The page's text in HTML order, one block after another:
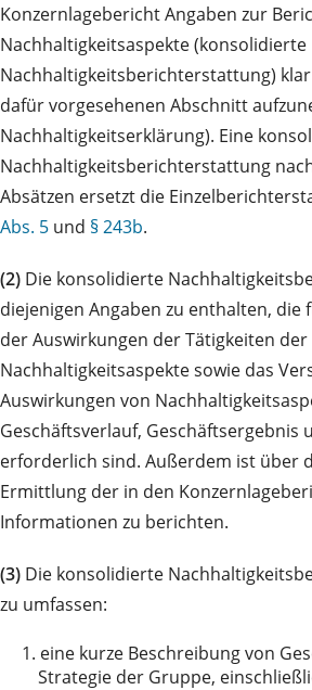
Konzernlagebericht Angaben zur
Nachhaltigkeitsaspekte (konsolidierte
Nachhaltigkeitsberichterstattung)
dafür vorgesehenen Abschnitt
Nachhaltigkeitserklärung). Eine
Nachhaltigkeitsberichterstattung
Absätzen ersetzt die
Abs. 5 und § 243b.
(2) Die konsolidierte
diejenigen Angaben zu enthalten, die
der Auswirkungen der Tätigkeiten
Nachhaltigkeitsaspekte sowie das
Auswirkungen von
Geschäftsverlauf, Geschäftsergebnis
erforderlich sind. Außerdem ist über
Ermittlung der in den
Informationen zu berichten.
(3) Die konsolidierte
zu umfassen:
1. eine kurze Beschreibung von
Strategie der Gruppe,